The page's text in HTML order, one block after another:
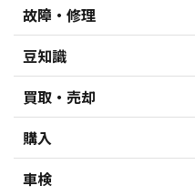
故障・修理
豆知識
買取・売却
購入
車検